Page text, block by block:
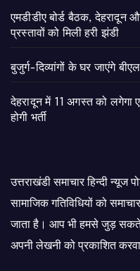
एमडीडीए बोर्ड बैठक,
प्रस्तावों को मिली हरी झंडी
बुजुर्ग-दिव्यांगों के घर जाएंगे
​देहरादून में 11 अगस्त को लगेगा
होगी भर्ती
उत्तराखंडी समाचार हिन्दी न्यूज
सामाजिक गतिविधियों को
जाता है। आप भी हमसे जुड़ सकते
अपनी लेखनी को प्रकाशित